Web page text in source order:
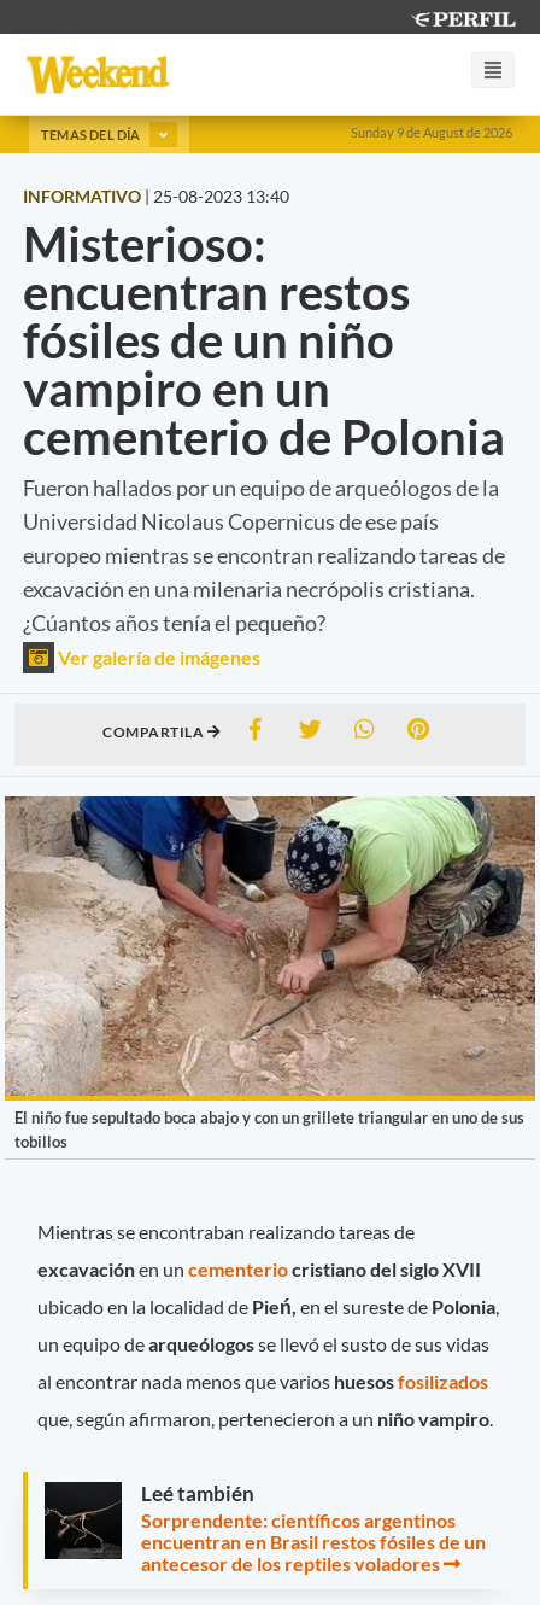
Sunday 9 de August de 2026
TEMAS DEL DÍA
INFORMATIVO | 25-08-2023 13:40
Misterioso:
encuentran restos
fósiles de un niño
vampiro en un
cementerio de Polonia
Fueron hallados por un equipo de arqueólogos de la
Universidad Nicolaus Copernicus de ese país
europeo mientras se encontran realizando tareas de
excavación en una milenaria necrópolis cristiana.
¿Cúantos años tenía el pequeño?
Ver galería de imágenes
COMPARTILA
El niño fue sepultado boca abajo y con un grillete triangular en uno de sus
tobillos
Mientras se encontraban realizando tareas de
excavaciónen uncementeriocristiano del siglo XVII
ubicado en la localidad de Pień, en el sureste de Polonia
un equipo dearqueólogosse llevó el susto de sus vidas
al encontrar nada menos que varios huesosfosilizados
que, según afirmaron, pertenecieron a un niño vampiro
Leé también
Sorprendente: científicos argentinos
encuentran en Brasil restos fósiles de un
antecesor de los reptiles voladores